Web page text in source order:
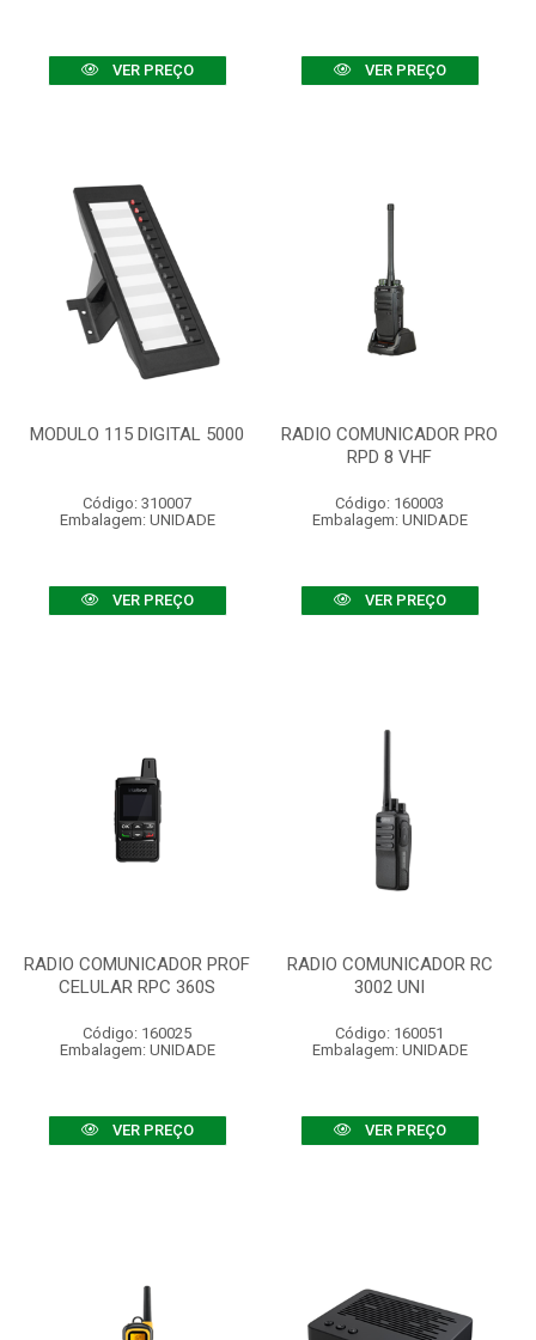
VER PREÇO VER PREÇO
MODULO 115 DIGITAL 5000
Código: 310007
Embalagem: UNIDADE
VER PREÇO
RADIO COMUNICADOR PRO
RPD 8 VHF
Código: 160003
Embalagem: UNIDADE
VER PREÇO
RADIO COMUNICADOR PROF
CELULAR RPC 360S
Código: 160025
Embalagem: UNIDADE
VER PREÇO
RADIO COMUNICADOR RC
3002 UNI
Código: 160051
Embalagem: UNIDADE
VER PREÇO